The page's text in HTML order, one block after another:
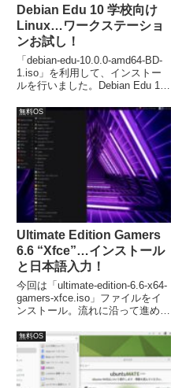
Debian Edu 10 学校向け
Linux…ワークステーショ
ンお試し！
「debian-edu-10.0.0-amd64-BD-
1.iso」を利用して、インストー
ルを行いました。Debian Edu 10
ーバ、ワークステーション、スタ
ンドアロンなどのプロファイルを
選択することができます。
無料OS
Ultimate Edition Gamers
6.6 “Xfce”…インストール
と日本語入力！
今回は「ultimate-edition-6.6-x64-
gamers-xfce.iso」ファイルをイ
ンストール。流れに沿って進めて
了します。ただ、日本語入力は設
定が必要でした。
無料OS